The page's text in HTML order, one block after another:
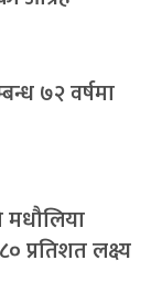
७२ वर्षमा
प्रतिशत लक्ष्य